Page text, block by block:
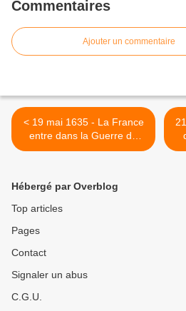
Commentaires
Ajouter un commentaire
< 19 mai 1635 - La France
entre dans la Guerre de
Trente Ans
Hébergé par Overblog
Top articles
Pages
Contact
Signaler un abus
C.G.U.